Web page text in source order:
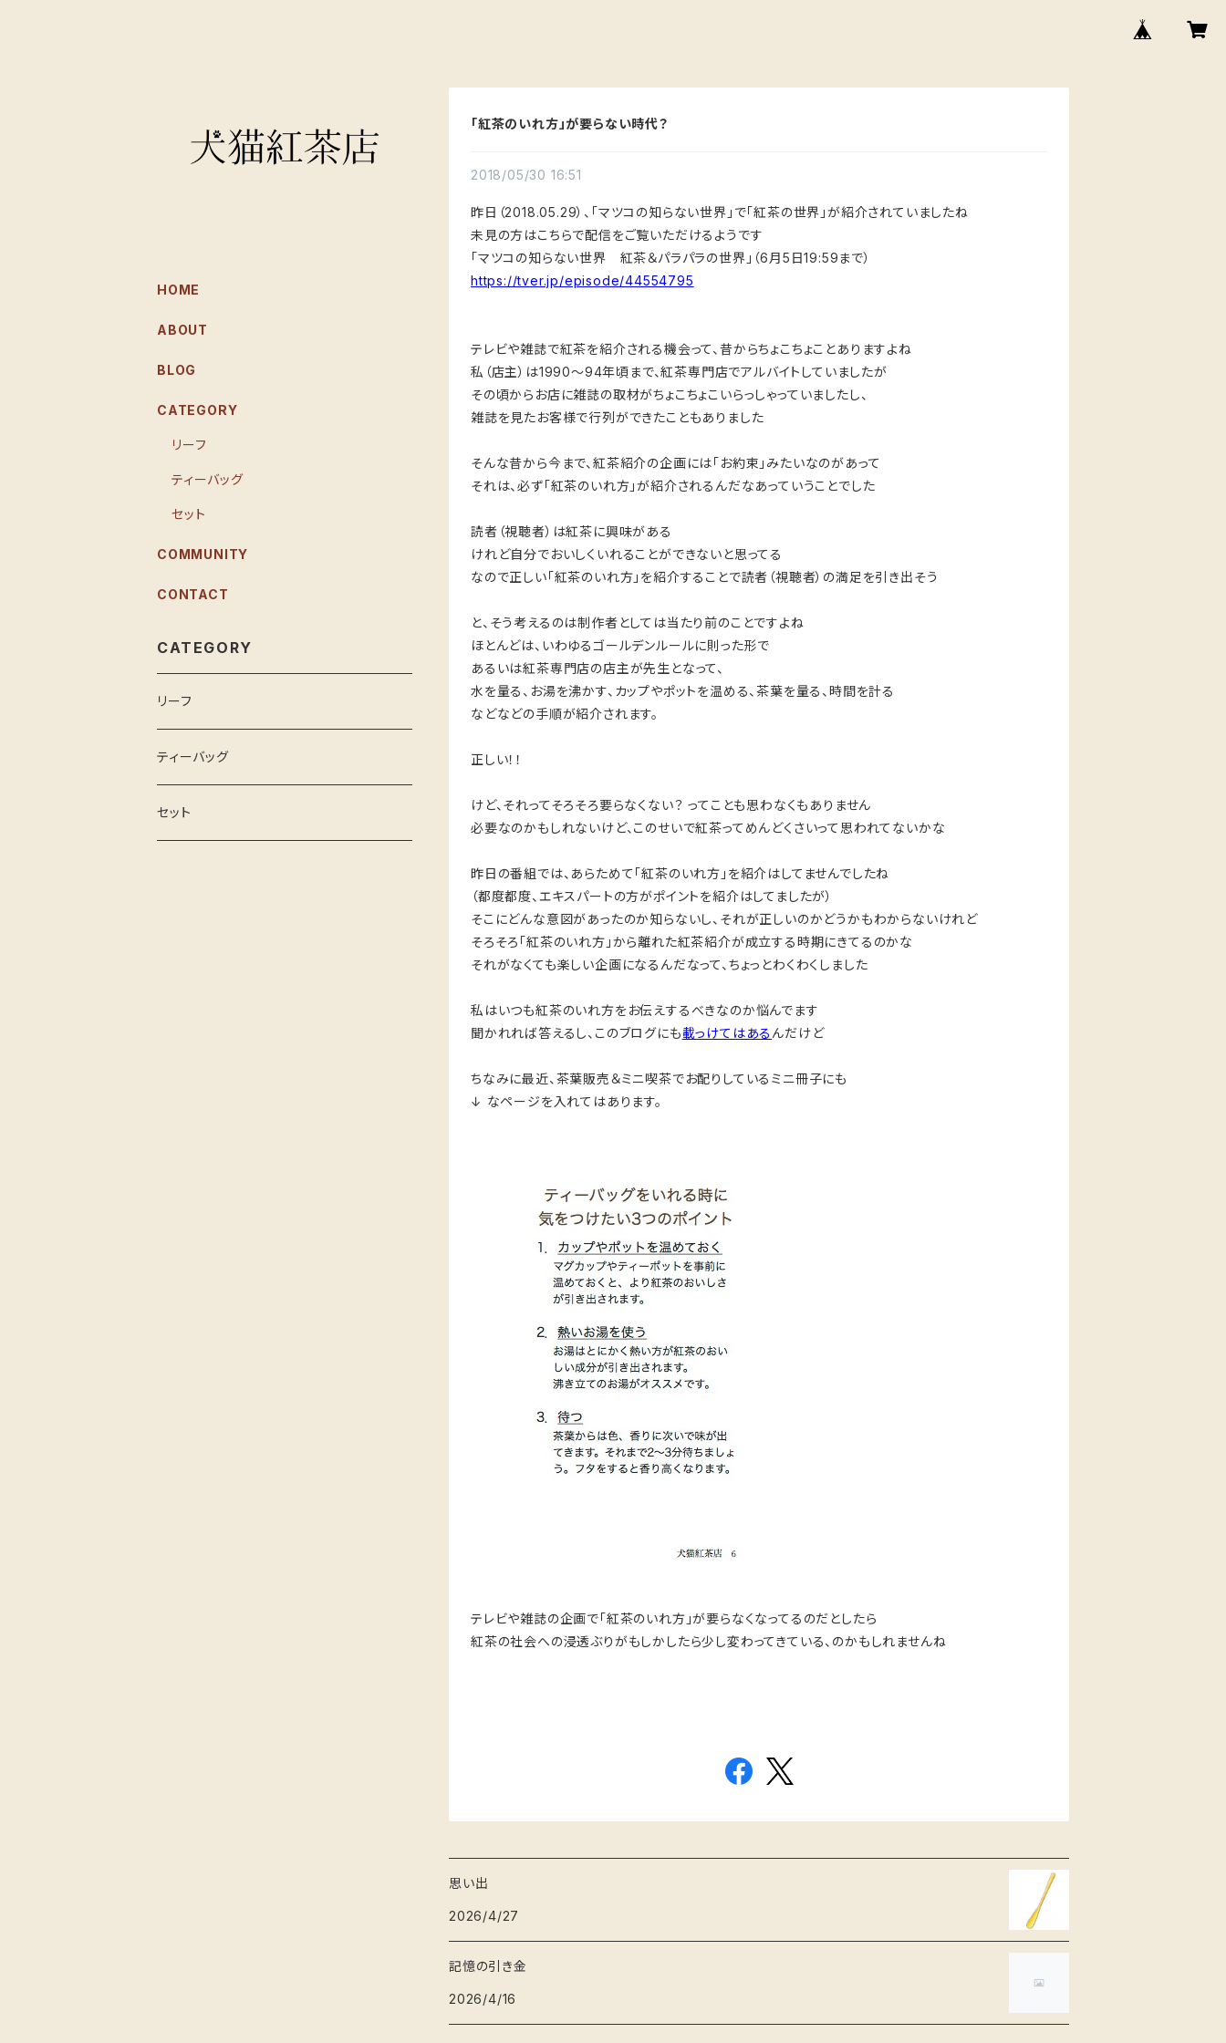
「紅茶のいれ方」が要らない時代？
2018/05/30 16:51
昨日（2018.05.29）、「マツコの知らない世界」で「紅茶の世界」が紹介されていましたね
未見の方はこちらで配信をご覧いただけるようです
「マツコの知らない世界 紅茶＆パラパラの世界」（6月5日19:59まで）
https://tver.jp/episode/44554795
テレビや雑誌で紅茶を紹介される機会って、昔からちょこちょことありますよね
私（店主）は1990〜94年頃まで、紅茶専門店でアルバイトしていましたが
その頃からお店に雑誌の取材がちょこちょこいらっしゃっていましたし、
雑誌を見たお客様で行列ができたこともありました
そんな昔から今まで、紅茶紹介の企画には「お約束」みたいなのがあって
それは、必ず「紅茶のいれ方」が紹介されるんだなあっていうことでした
読者（視聴者）は紅茶に興味がある
けれど自分でおいしくいれることができないと思ってる
なので正しい「紅茶のいれ方」を紹介することで読者（視聴者）の満足を引き出そう
と、そう考えるのは制作者としては当たり前のことですよね
ほとんどは、いわゆるゴールデンルールに則った形で
あるいは紅茶専門店の店主が先生となって、
水を量る、お湯を沸かす、カップやポットを温める、茶葉を量る、時間を計る
などなどの手順が紹介されます。
正しい！！
けど、それってそろそろ要らなくない？ ってことも思わなくもありません
必要なのかもしれないけど、このせいで紅茶ってめんどくさいって思われてないかな
昨日の番組では、あらためて「紅茶のいれ方」を紹介はしてませんでしたね
（都度都度、エキスパートの方がポイントを紹介はしてましたが）
そこにどんな意図があったのか知らないし、それが正しいのかどうかもわからないけれど
そろそろ「紅茶のいれ方」から離れた紅茶紹介が成立する時期にきてるのかな
それがなくても楽しい企画になるんだなって、ちょっとわくわくしました
私はいつも紅茶のいれ方をお伝えするべきなのか悩んでます
聞かれれば答えるし、このブログにも載っけてはある んだけど
ちなみに最近、茶葉販売＆ミニ喫茶でお配りしているミニ冊子にも
↓ なページを入れてはあります。
テレビや雑誌の企画で「紅茶のいれ方」が要らなくなってるのだとしたら
紅茶の社会への浸透ぶりがもしかしたら少し変わってきている、のかもしれませんね
思い出
2026/4/27
記憶の引き金
2026/4/16
HOME
ABOUT
BLOG
CATEGORY
リーフ
ティーバッグ
セット
COMMUNITY
CONTACT
CATEGORY
リーフ
ティーバッグ
セット